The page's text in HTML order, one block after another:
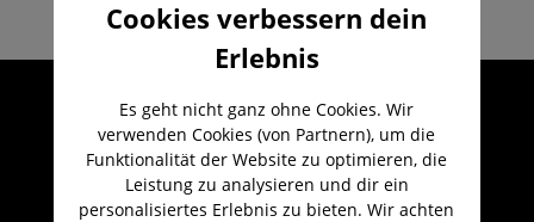
Kauf auf Rechnung
Kostenloser Versand ab 29,-€
Lieferzeit 1-3 Werktage
Cookies verbessern dein
Erlebnis
Es geht nicht ganz ohne Cookies. Wir
verwenden Cookies (von Partnern), um die
Funktionalität der Website zu optimieren, die
Leistung zu analysieren und dir ein
personalisiertes Erlebnis zu bieten. Wir achten